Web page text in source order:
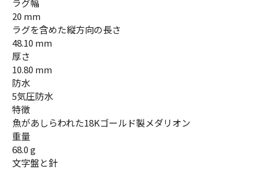
ラグ幅
20 mm
ラグを含めた縦方向の長さ
48.10 mm
厚さ
10.80 mm
防水
5気圧防水
特徴
魚があしらわれた18Kゴールド製メダリオン
重量
68.0 g
文字盤と針